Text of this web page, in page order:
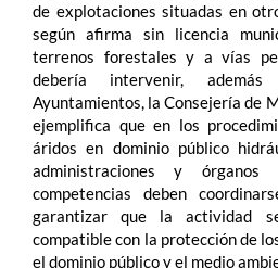
de explotaciones situadas en
según afirma sin licencia
terrenos forestales y a vías
debería intervenir,
Ayuntamientos, la Consejería de
ejemplifica que en los
áridos en dominio público
administraciones y órganos
competencias deben
garantizar que la actividad
compatible con la protección de
el dominio público y el medio